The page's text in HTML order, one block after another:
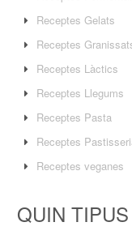
Receptes Gelats
Receptes
Receptes Làctics
Receptes Llegums
Receptes Pasta
Receptes
Receptes veganes
QUIN